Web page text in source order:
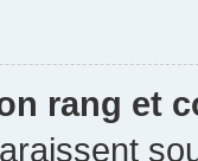
rang et